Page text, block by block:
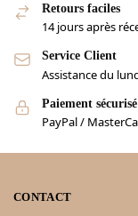
Retours faciles
14 jours après
Service Client
Assistance du
Paiement sécurisé
PayPal /
CONTACT